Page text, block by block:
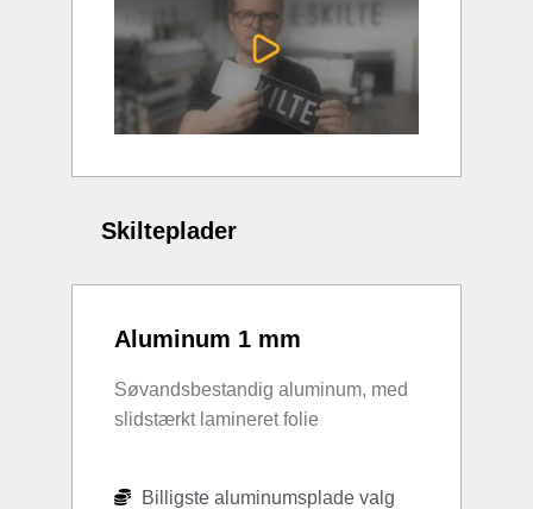
Skilteplader
Aluminum 1 mm
Søvandsbestandig aluminum, med
slidstærkt lamineret folie
Billigste aluminumsplade valg